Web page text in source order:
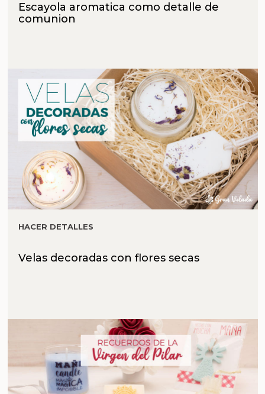
Escayola aromatica como detalle de
comunion
HACER DETALLES
Velas decoradas con flores secas